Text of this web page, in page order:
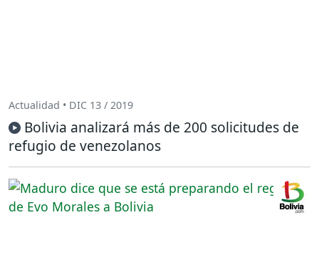
Actualidad • DIC 13 / 2019
Bolivia analizará más de 200 solicitudes de
refugio de venezolanos